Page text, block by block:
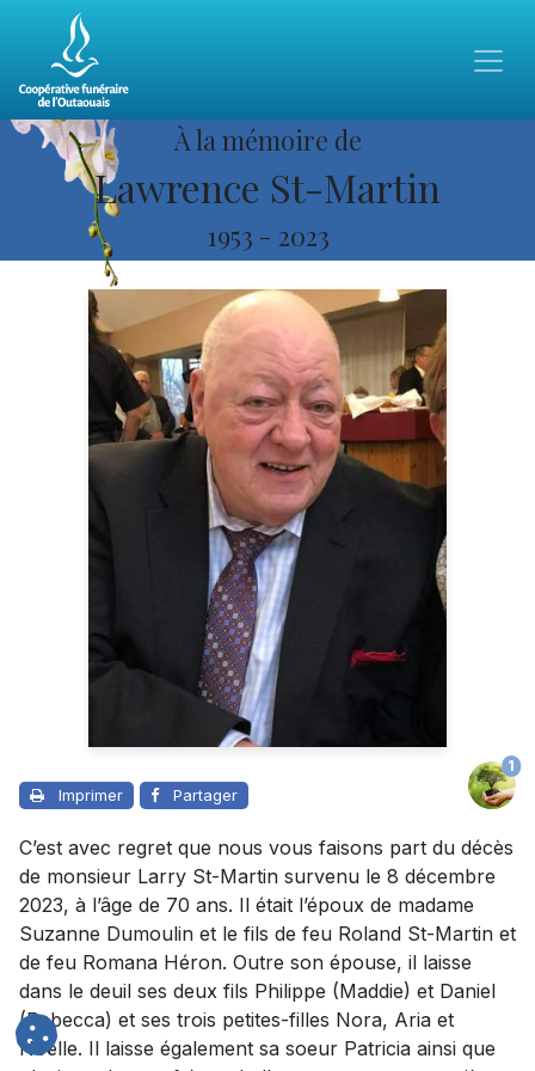
À la mémoire de
Lawrence St-Martin
1953 - 2023
Imprimer Partager
1
C’est avec regret que nous vous faisons part du décès
de monsieur Larry St-Martin survenu le 8 décembre
2023, à l’âge de 70 ans. Il était l’époux de madame
Suzanne Dumoulin et le fils de feu Roland St-Martin et
de feu Romana Héron. Outre son épouse, il laisse
dans le deuil ses deux fils Philippe (Maddie) et Daniel
(Rebecca) et ses trois petites-filles Nora, Aria et
Noëlle. Il laisse également sa soeur Patricia ainsi que